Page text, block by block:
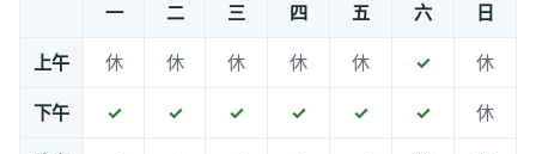
一 二 三 四 五 六 日
上午 休 休 休 休 休 ✓ 休
下午 ✓ ✓ ✓ ✓ ✓ ✓ 休